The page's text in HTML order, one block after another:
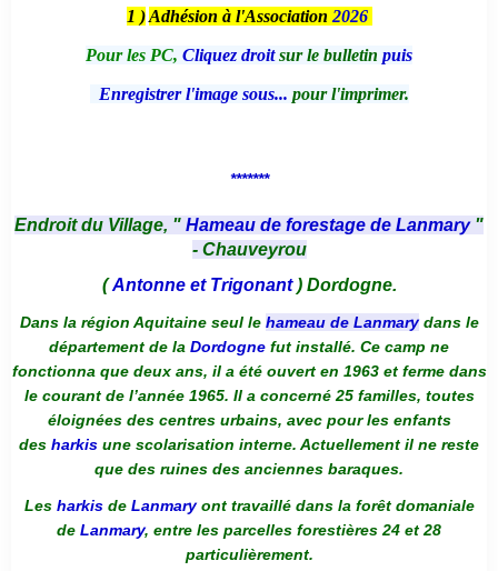
1 ) Adhésion à l'Association 2026
Pour les PC, Cliquez droitsur le bulletin puis
Enregistrer l'image sous... pour l'imprimer.
*******
Endroit du Village, " Hameau de forestage de Lanmary "
- Chauveyrou
(Antonne et Trigonant) Dordogne.
Dans la région Aquitaine seul le hameau de Lanmarydans le
département de la Dordogne fut installé. Ce camp ne
fonctionna que deux ans, il a été ouvert en 1963 et ferme dans
le courant de l’année 1965. Il a concerné 25 familles, toutes
éloignées des centres urbains, avec pour les enfants
des harkis une scolarisation interne. Actuellement il ne reste
que des ruines des anciennes baraques.
Les harkis de Lanmaryont travaillé dans la forêt domaniale
de Lanmary, entre les parcelles forestières 24 et 28
particulièrement.